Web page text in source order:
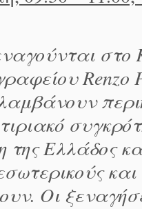
της Ελλάδος
Οι